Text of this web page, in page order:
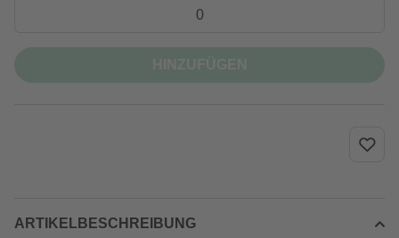
ARTIKELBESCHREIBUNG